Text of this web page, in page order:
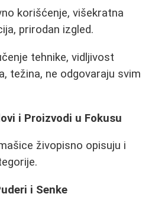
korišćenje, višekratna
prirodan izgled.
tehnike, vidljivost
težina, ne odgovaraju svim
i Proizvodi u Fokusu
živopisno opisuju i
i Senke